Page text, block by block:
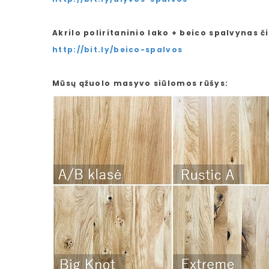
Akrilo poliritaninio lako + beico spalvynas
http://bit.ly/beico-spalvos
Mūsų ąžuolo masyvo siūlomos rūšys: